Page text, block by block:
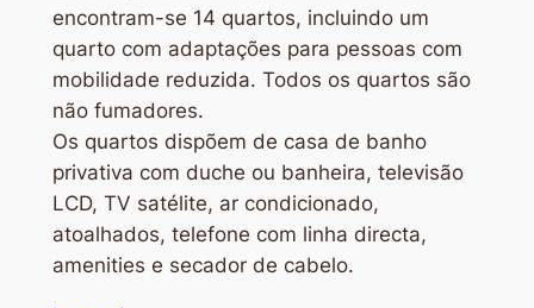
encontram-se 14 quartos, incluindo um
quarto com adaptações para pessoas com
mobilidade reduzida. Todos os quartos são
não fumadores.
Os quartos dispõem de casa de banho
privativa com duche ou banheira, televisão
LCD, TV satélite, ar condicionado,
atoalhados, telefone com linha directa,
amenities e secador de cabelo.